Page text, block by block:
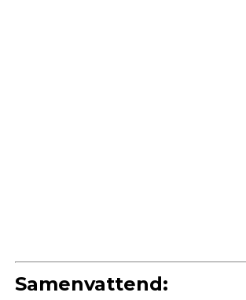
Samenvattend: